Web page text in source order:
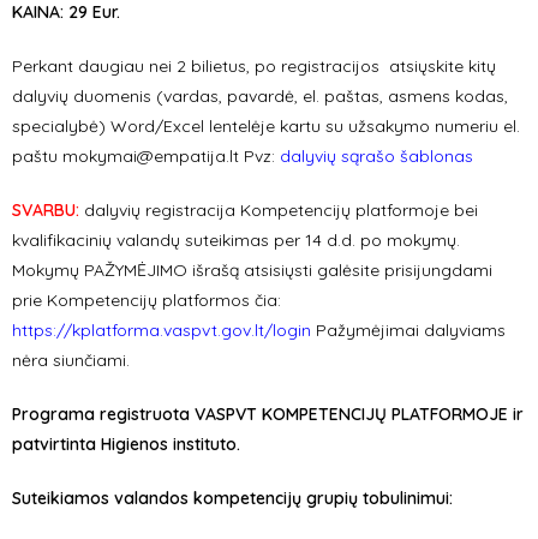
KAINA: 29 Eur.
Perkant daugiau nei 2 bilietus, po registracijos atsiųskite kitų
dalyvių duomenis (vardas, pavardė, el. paštas, asmens kodas,
specialybė) Word/Excel lentelėje kartu su užsakymo numeriu el.
paštu mokymai@empatija.lt Pvz: dalyvių sąrašo šablonas
SVARBU: dalyvių registracija Kompetencijų platformoje bei
kvalifikacinių valandų suteikimas per 14 d.d. po mokymų.
Mokymų PAŽYMĖJIMO išrašą atsisiųsti galėsite prisijungdami
prie Kompetencijų platformos čia:
https://kplatforma.vaspvt.gov.lt/login Pažymėjimai dalyviams
nėra siunčiami.
Programa registruota VASPVT KOMPETENCIJŲ PLATFORMOJE ir
patvirtinta Higienos instituto.
Suteikiamos valandos kompetencijų grupių tobulinimui: